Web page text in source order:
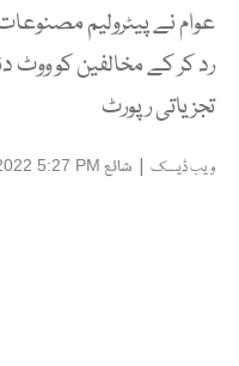
عوام نے پیٹرولیم
رد کر کے مخالفین کو ووٹ
تجزیاتی رپورٹ
ویب ڈیسک | شائع 5:27 PM